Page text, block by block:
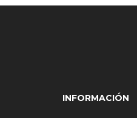
INFORMACIÓN